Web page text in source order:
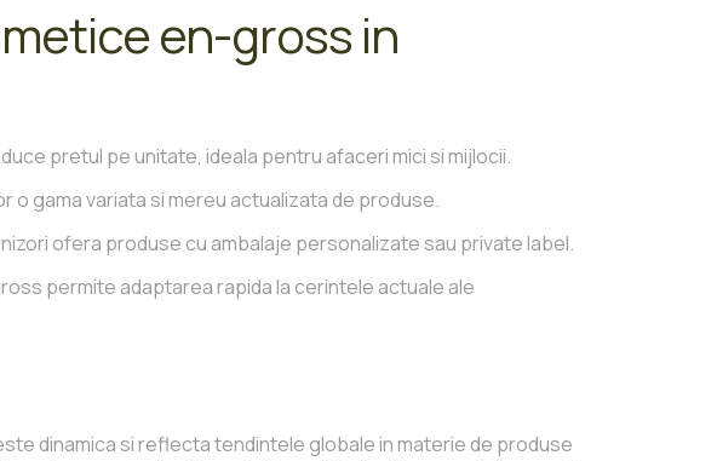
en-gross in
pretul pe unitate, ideala pentru afaceri mici si mijlocii.
o gama variata si mereu actualizata de produse.
ofera produse cu ambalaje personalizate sau private label.
permite adaptarea rapida la cerintele actuale ale
dinamica si reflecta tendintele globale in materie de produse